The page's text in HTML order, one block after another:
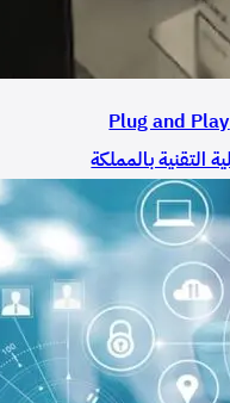
شركة AVA تحصل على استثمار من Plug and Play